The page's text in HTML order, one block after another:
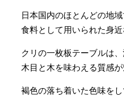
日本国内のほとんどの地
食料として用いられた身近
クリの一枚板テーブルは
木目と木を味わえる質感が
褐色の落ち着いた色味を